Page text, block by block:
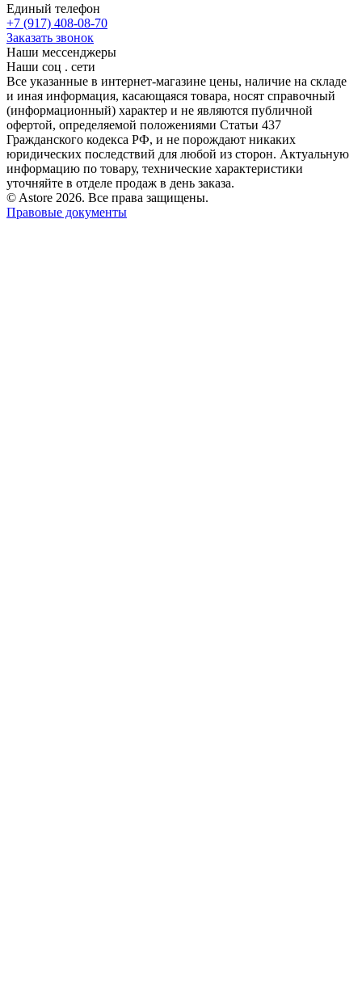
Единый телефон
+7 (917) 408-08-70
Заказать звонок
Наши мессенджеры
Наши соц . сети
Все указанные в интернет-магазине цены, наличие на складе
и иная информация, касающаяся товара, носят справочный
(информационный) характер и не являются публичной
офертой, определяемой положениями Статьи 437
Гражданского кодекса РФ, и не порождают никаких
юридических последствий для любой из сторон. Актуальную
информацию по товару, технические характеристики
уточняйте в отделе продаж в день заказа.
© Astore 2026. Все права защищены.
Правовые документы